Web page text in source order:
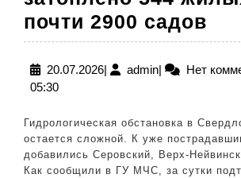
почти 2900 садов
544
20.07.202620.07.2026
| adminadmin
| Нет
05:30
Гидрологическая обстановка в
остается сложной. К уже
добавились Серовский, Верх-
Как сообщили в ГУ МЧС, за сутки